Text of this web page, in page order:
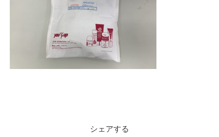
シェアする